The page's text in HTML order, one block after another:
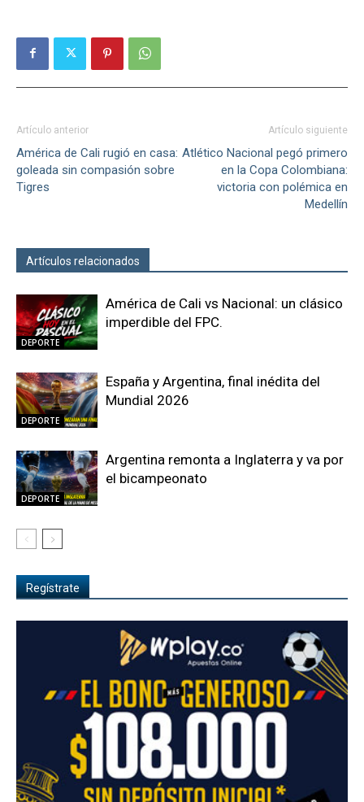
Artículo anterior
América de Cali rugió en casa:
goleada sin compasión sobre
Tigres
Artículo siguiente
Atlético Nacional pegó primero
en la Copa Colombiana:
victoria con polémica en
Medellín
Artículos relacionados
DEPORTE
América de Cali vs Nacional: un clásico
imperdible del FPC.
DEPORTE
España y Argentina, final inédita del
Mundial 2026
DEPORTE
Argentina remonta a Inglaterra y va por
el bicampeonato
Regístrate